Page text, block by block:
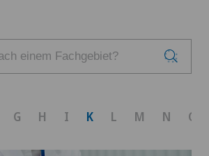
G H I K L M N O